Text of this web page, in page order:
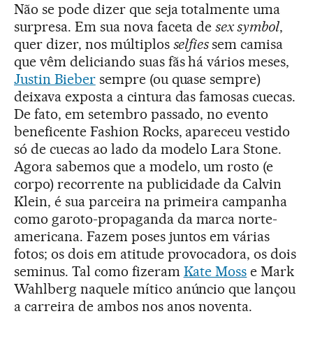
Não se pode dizer que seja totalmente uma
surpresa. Em sua nova faceta desex symbol,
quer dizer, nos múltiplos selfiessem camisa
que vêm deliciando suas fãs há vários meses,
Justin Biebersempre (ou quase sempre)
deixava exposta a cintura das famosas cuecas.
De fato, em setembro passado, no evento
beneficente Fashion Rocks, apareceu vestido
só de cuecas ao lado da modelo Lara Stone.
Agora sabemos que a modelo, um rosto (e
corpo) recorrente na publicidade da Calvin
Klein, é sua parceira na primeira campanha
como garoto-propaganda da marca norte-
americana. Fazem poses juntos em várias
fotos; os dois em atitude provocadora, os dois
seminus. Tal como fizeram Kate Moss e Mark
Wahlberg naquele mítico anúncio que lançou
a carreira de ambos nos anos noventa.